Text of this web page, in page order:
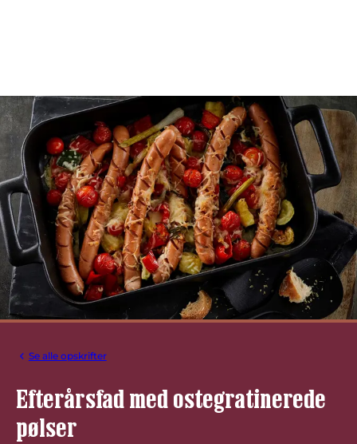
Se alle opskrifter
Efterårsfad med ostegratinerede
pølser